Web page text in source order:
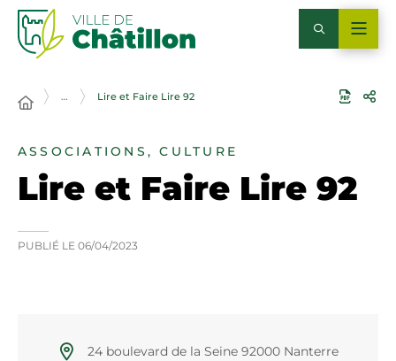
… Lire et Faire Lire 92
ASSOCIATIONS, CULTURE
Lire et Faire Lire 92
PUBLIÉ LE 06/04/2023
24 boulevard de la Seine 92000 Nanterre